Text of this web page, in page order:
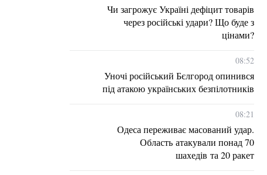
Чи загрожує Україні дефіцит товарів
через російські удари? Що буде з
цінами?
08:52
Уночі російський Бєлгород опинився
під атакою українських безпілотників
08:21
Одеса переживає масований удар.
Область атакували понад 70
шахедів та 20 ракет